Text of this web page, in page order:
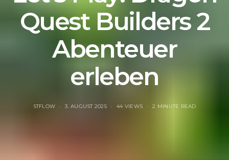
Quest Builders 2
Abenteuer
erleben
STFLOW 3. AUGUST 2025 44 VIEWS 2 MINUTE READ